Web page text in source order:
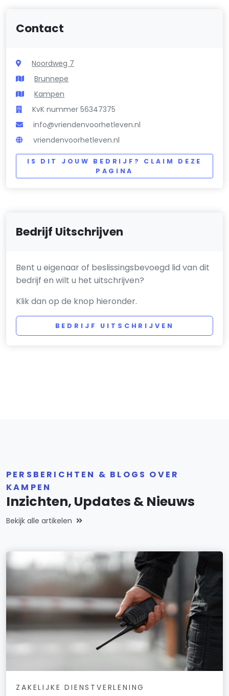
Contact
Noordweg 7
Brunnepe
Kampen
KvK nummer 56347375
info@vriendenvoorhetleven.nl
vriendenvoorhetleven.nl
IS DIT JOUW BEDRIJF? CLAIM DEZE
PAGINA
Bedrijf Uitschrijven
Bent u eigenaar of beslissingsbevoegd lid van dit
bedrijf en wilt u het uitschrijven?
Klik dan op de knop hieronder.
BEDRIJF UITSCHRIJVEN
PERSBERICHTEN & BLOGS OVER
KAMPEN
Inzichten, Updates & Nieuws
Bekijk alle artikelen
ZAKELIJKE DIENSTVERLENING